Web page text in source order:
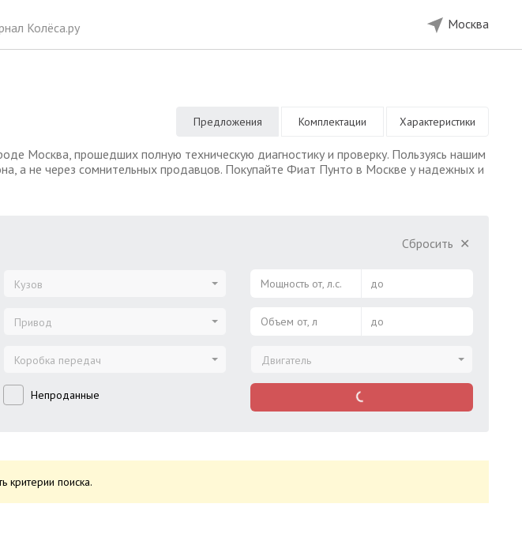
Колёса.ру Москва
Москва, прошедших полную техническую диагностику и проверку. Пользуясь нашим
а не через сомнительных продавцов. Покупайте Фиат Пунто в Москве у надежных и
Предложения Комплектации Характеристики
Кузов
Привод
Коробка передач
Непроданные
Сбросить ✕
Мощность от, л.с. до
Объем от, л до
Двигатель
критерии поиска.